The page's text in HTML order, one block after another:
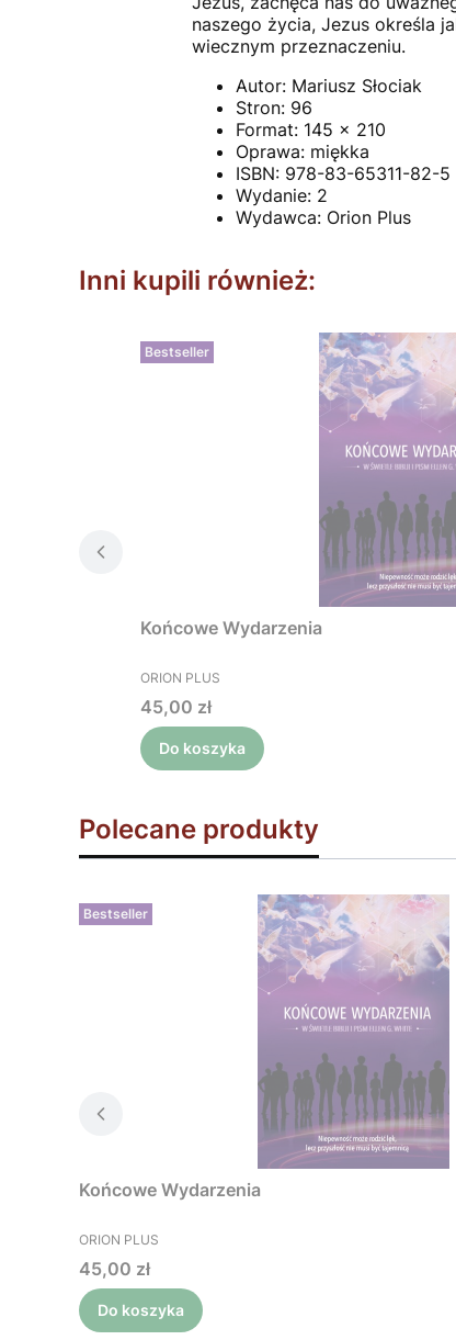
naszego życia, Jezus określa
wiecznym przeznaczeniu.
Autor: Mariusz Słociak
Stron: 96
Format: 145 x 210
Oprawa: miękka
ISBN: 978-83-65311-82-5
Wydanie: 2
Wydawca: Orion Plus
Inni kupili również:
Bestseller
Końcowe Wydarzenia
PRODUCENT
ORION PLUS
Cena
45,00 zł
Do koszyka
Polecane produkty
Bestseller
Końcowe Wydarzenia
PRODUCENT
ORION PLUS
Cena
45,00 zł
Do koszyka